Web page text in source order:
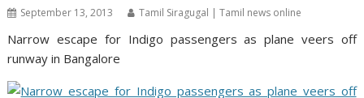
September 13, 2013 Tamil Siragugal | Tamil news online
Narrow escape for Indigo passengers as plane veers off
runway in Bangalore